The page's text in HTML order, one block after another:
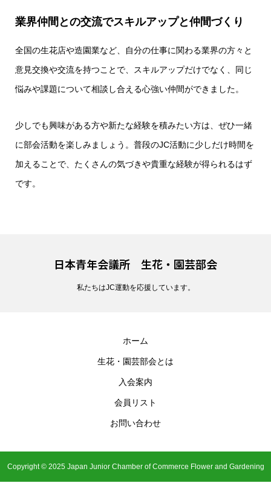
業界仲間との交流でスキルアップと仲間づくり
全国の生花店や造園業など、自分の仕事に関わる業界の方々と
意見交換や交流を持つことで、スキルアップだけでなく、同じ
悩みや課題について相談し合える心強い仲間ができました。
少しでも興味がある方や新たな経験を積みたい方は、ぜひ一緒
に部会活動を楽しみましょう。普段のJC活動に少しだけ時間を
加えることで、たくさんの気づきや貴重な経験が得られるはず
です。
日本青年会議所 生花・園芸部会
私たちはJC運動を応援しています。
ホーム
生花・園芸部会とは
入会案内
会員リスト
お問い合わせ
Copyright © 2025 Japan Junior Chamber of Commerce Flower and Gardening